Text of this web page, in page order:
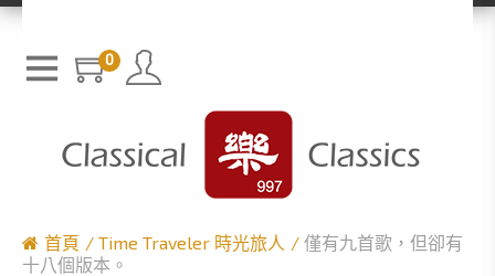
0
首頁 Time Traveler 時光旅人
僅有九首歌，但卻有
十八個版本。